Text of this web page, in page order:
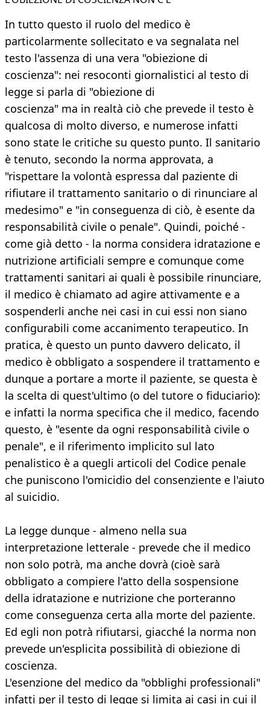
In tutto questo il ruolo del medico è
particolarmente sollecitato e va segnalata nel
testo l'assenza di una vera "obiezione di
coscienza": nei resoconti giornalistici al testo di
legge si parla di "obiezione di
coscienza" ma in realtà ciò che prevede il testo è
qualcosa di molto diverso, e numerose infatti
sono state le critiche su questo punto. Il sanitario
è tenuto, secondo la norma approvata, a
"rispettare la volontà espressa dal paziente di
rifiutare il trattamento sanitario o di rinunciare al
medesimo" e "in conseguenza di ciò, è esente da
responsabilità civile o penale". Quindi, poiché -
come già detto - la norma considera idratazione e
nutrizione artificiali sempre e comunque come
trattamenti sanitari ai quali è possibile rinunciare,
il medico è chiamato ad agire attivamente e a
sospenderli anche nei casi in cui essi non siano
configurabili come accanimento terapeutico. In
pratica, è questo un punto davvero delicato, il
medico è obbligato a sospendere il trattamento e
dunque a portare a morte il paziente, se questa è
la scelta di quest'ultimo (o del tutore o fiduciario):
e infatti la norma specifica che il medico, facendo
questo, è "esente da ogni responsabilità civile o
penale", e il riferimento implicito sul lato
penalistico è a quegli articoli del Codice penale
che puniscono l'omicidio del consenziente e l'aiuto
al suicidio.
La legge dunque - almeno nella sua
interpretazione letterale - prevede che il medico
non solo potrà, ma anche dovrà (cioè sarà
obbligato a compiere l'atto della sospensione
della idratazione e nutrizione che porteranno
come conseguenza certa alla morte del paziente.
Ed egli non potrà rifiutarsi, giacché la norma non
prevede un'esplicita possibilità di obiezione di
coscienza.
L'esenzione del medico da "obblighi professionali"
infatti per il testo di legge si limita ai casi in cui il